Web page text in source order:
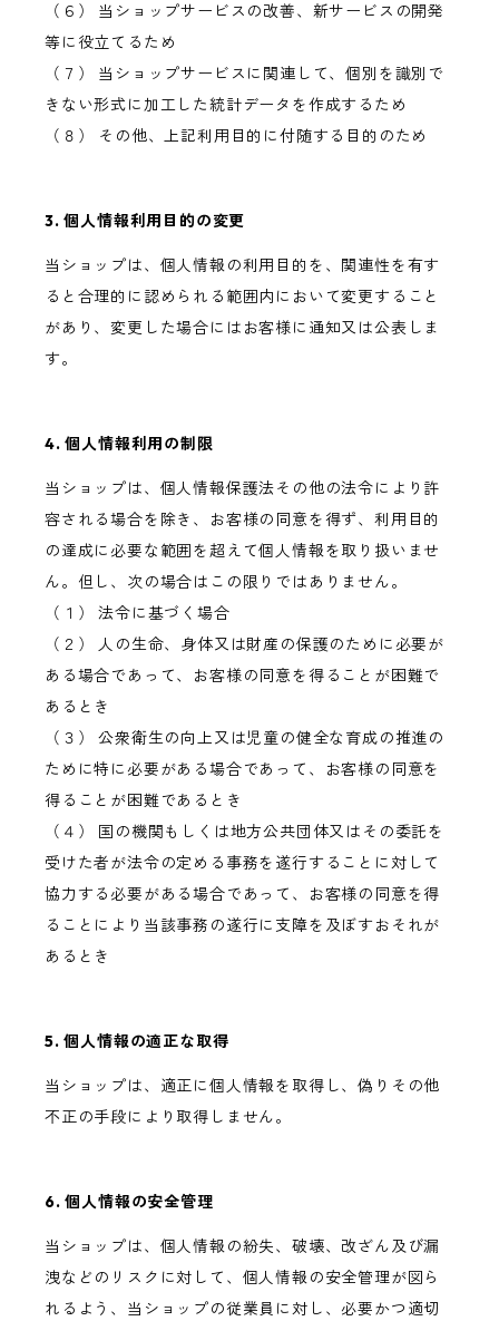
（６） 当ショップサービスの改善、新サービスの開発
等に役立てるため
（７） 当ショップサービスに関連して、個別を識別で
きない形式に加工した統計データを作成するため
（８） その他、上記利用目的に付随する目的のため
3. 個人情報利用目的の変更
当ショップは、個人情報の利用目的を、関連性を有す
ると合理的に認められる範囲内において変更すること
があり、変更した場合にはお客様に通知又は公表しま
す。
4. 個人情報利用の制限
当ショップは、個人情報保護法その他の法令により許
容される場合を除き、お客様の同意を得ず、利用目的
の達成に必要な範囲を超えて個人情報を取り扱いませ
ん。但し、次の場合はこの限りではありません。
（１） 法令に基づく場合
（２） 人の生命、身体又は財産の保護のために必要が
ある場合であって、お客様の同意を得ることが困難で
あるとき
（３） 公衆衛生の向上又は児童の健全な育成の推進の
ために特に必要がある場合であって、お客様の同意を
得ることが困難であるとき
（４） 国の機関もしくは地方公共団体又はその委託を
受けた者が法令の定める事務を遂行することに対して
協力する必要がある場合であって、お客様の同意を得
ることにより当該事務の遂行に支障を及ぼすおそれが
あるとき
5. 個人情報の適正な取得
当ショップは、適正に個人情報を取得し、偽りその他
不正の手段により取得しません。
6. 個人情報の安全管理
当ショップは、個人情報の紛失、破壊、改ざん及び漏
洩などのリスクに対して、個人情報の安全管理が図ら
れるよう、当ショップの従業員に対し、必要かつ適切